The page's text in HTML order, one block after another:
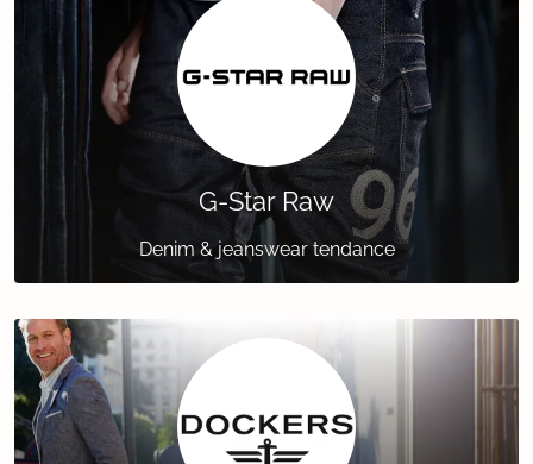
G-Star Raw
Denim & jeanswear tendance